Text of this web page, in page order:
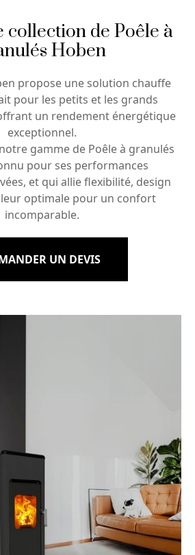
collection de Poêle à
Hoben
propose une solution chauffe
pour les petits et les grands
un rendement énergétique
exceptionnel.
gamme de Poêle à granulés
pour ses performances
et qui allie flexibilité, design
optimale pour un confort
incomparable.
UN DEVIS